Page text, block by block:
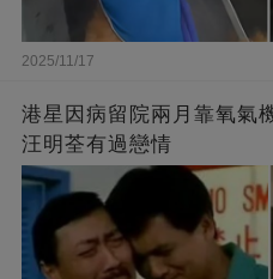
2025/11/17
港星因病留院兩月靠氧氣
汪明荃有過戀情